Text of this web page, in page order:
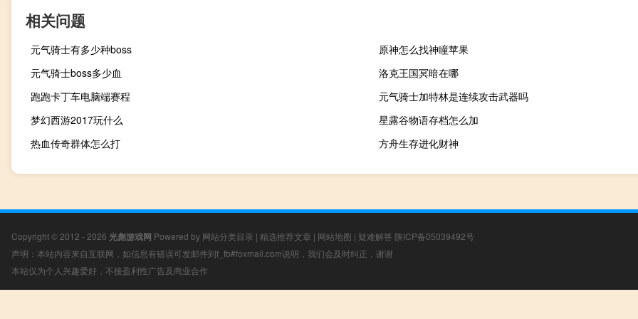
相关问题
元气骑士有多少种boss
原神怎么找神瞳苹果
元气骑士boss多少血
洛克王国冥暗在哪
跑跑卡丁车电脑端赛程
元气骑士加特林是连续攻击武器吗
梦幻西游2017玩什么
星露谷物语存档怎么加
热血传奇群体怎么打
方舟生存进化财神
Copyright © 2012 - 2026 光彪游戏网 Powered by 网站分类目录 | 精选推荐文章 | 网站地图 | 疑难解答 陕ICP备05039492号
声明：本站内容来自互联网，如信息有错误可发邮件到f_fb#foxmail.com说明，我们会及时纠正，谢谢
本站仅为个人兴趣爱好，不接盈利性广告及商业合作